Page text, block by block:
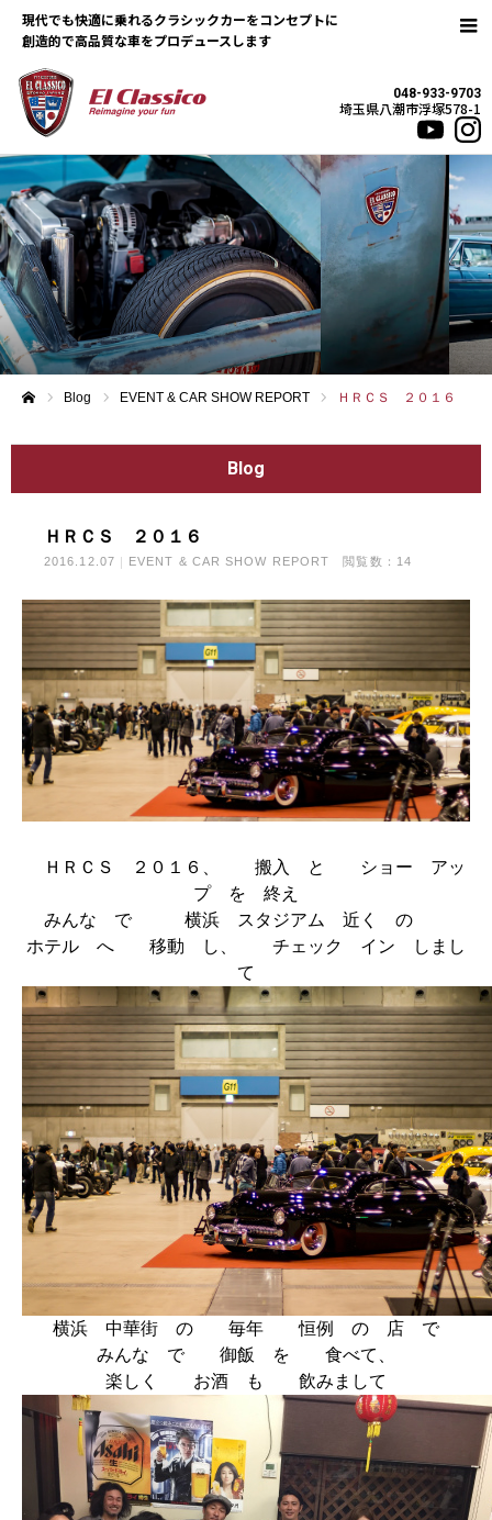
現代でも快適に乗れるクラシックカーをコンセプトに
048-933-9703
埼玉県八潮市浮塚578-1
Blog EVENT & CAR SHOW REPORT ＨＲＣＳ ２０１６
Blog
ＨＲＣＳ ２０１６
2016.12.07 EVENT & CAR SHOW REPORT 閲覧数：14
ＨＲＣＳ ２０１６、 搬入 と ショー アッ
プ を 終え
みんな で 横浜 スタジアム 近く の
ホテル へ 移動 し、 チェック イン しまし
て
横浜 中華街 の 毎年 恒例 の 店 で
みんな で 御飯 を 食べて、
楽しく お酒 も 飲みまして